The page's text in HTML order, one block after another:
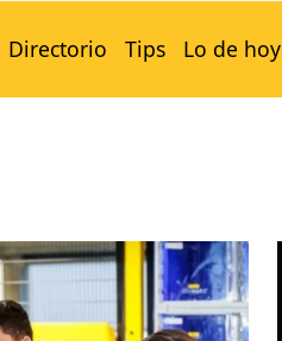
Directorio Tips Lo de hoy